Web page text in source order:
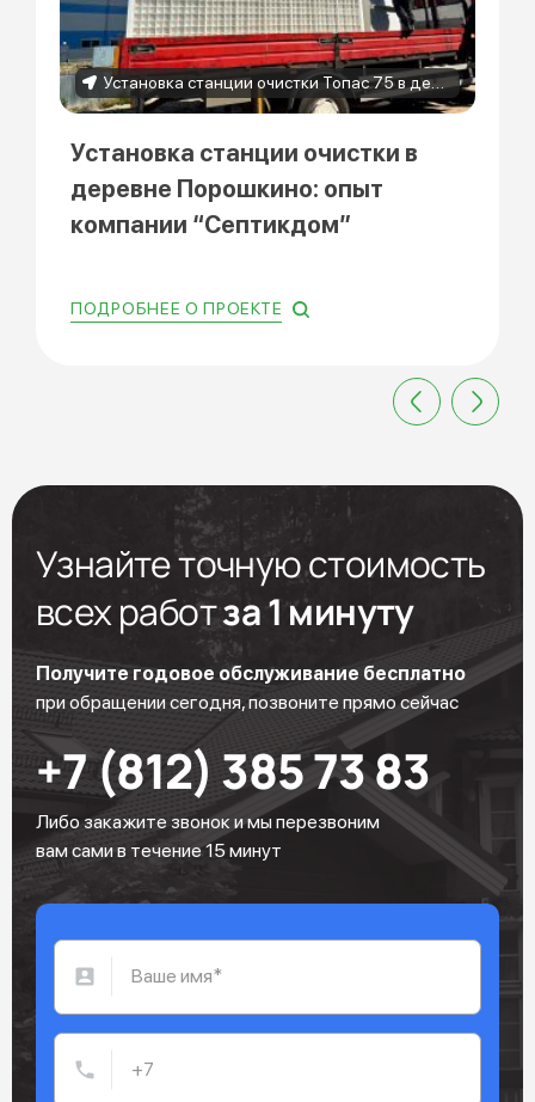
Установка станции очистки Топас 75 в деревне Порошкино
Установка станции очистки в
деревне Порошкино: опыт
компании “Септикдом”
ПОДРОБНЕЕ О ПРОЕКТЕ
Узнайте точную стоимость
всех работза 1 минуту
Получите годовое обслуживание бесплатно
при обращении сегодня, позвоните прямо сейчас
+7 (812) 385 73 83
Либо закажите звонок и мы перезвоним
вам сами в течение 15 минут